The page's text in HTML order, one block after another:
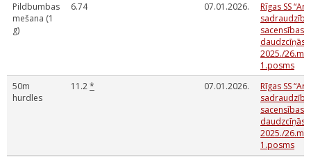
Pildbumbas
mešana (1
g)
6.74 07.01.2026.
Rīgas SS
sacensības
daudzcīņās
2025./
1.posms
50m
hurdles
11.2* 07.01.2026.
Rīgas SS
sacensības
daudzcīņās
2025./
1.posms